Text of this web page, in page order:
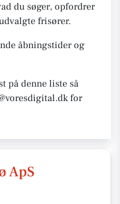
du søger, opfordrer
frisører.
åbningstider og
på denne liste så
for
ApS